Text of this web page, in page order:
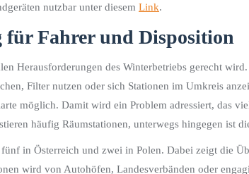
nutzbar unter diesem Link.
für Fahrer und Disposition
Herausforderungen des Winterbetriebs gerecht
Filter nutzen oder sich Stationen im Umkreis
möglich. Damit wird ein Problem adressiert, das
häufig Räumstationen, unterwegs hingegen ist
in Österreich und zwei in Polen. Dabei zeigt die
wird von Autohöfen, Landesverbänden oder